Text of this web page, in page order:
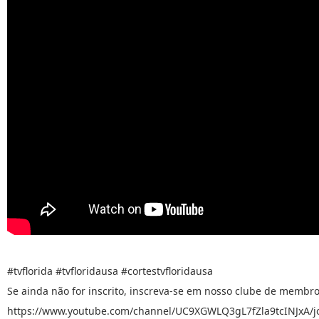
#tvflorida #tvfloridausa #cortestvfloridausa
Se ainda não for inscrito, inscreva-se em nosso clube de
https://www.youtube.com/channel/UC9XGWLQ3gL7fZla9tcINJxA/